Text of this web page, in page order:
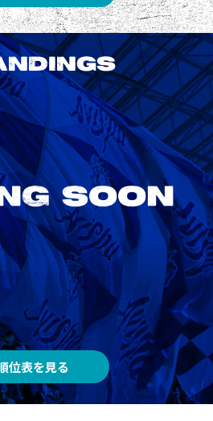
位表を見る